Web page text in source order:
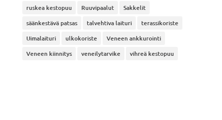
ruskea kestopuu Ruuvipaalut
Sakkelit
säänkestävä patsas
talvehtiva laituri
terassikoriste
Uimalaituri
ulkokoriste
Veneen ankkurointi
Veneen kiinnitys
veneilytarvike vihreä kestopuu